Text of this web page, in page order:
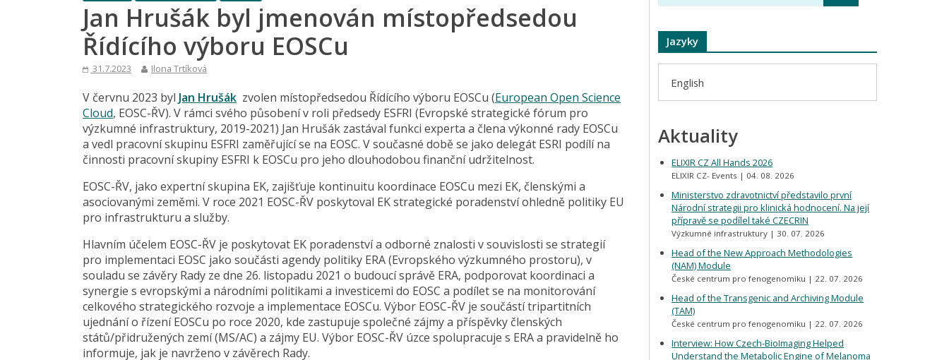
Jan Hrušák byl jmenován místopředsedou
Řídícího výboru EOSCu
31.7.2023 Ilona Trtíková
V červnu 2023 byl Jan Hrušák zvolen místopředsedou Řídícího výboru EOSCu (European Open Science
Cloud, EOSC-ŘV). V rámci svého působení v roli předsedy ESFRI (Evropské strategické fórum pro
výzkumné infrastruktury, 2019-2021) Jan Hrušák zastával funkci experta a člena výkonné rady EOSCu
a vedl pracovní skupinu ESFRI zaměřující se na EOSC. V současné době se jako delegát ESRI podílí na
činnosti pracovní skupiny ESFRI k EOSCu pro jeho dlouhodobou finanční udržitelnost.
EOSC-ŘV, jako expertní skupina EK, zajišťuje kontinuitu koordinace EOSCu mezi EK, členskými a
asociovanými zeměmi. V roce 2021 EOSC-ŘV poskytoval EK strategické poradenství ohledně politiky EU
pro infrastrukturu a služby.
Hlavním účelem EOSC-ŘV je poskytovat EK poradenství a odborné znalosti v souvislosti se strategií
pro implementaci EOSC jako součásti agendy politiky ERA (Evropského výzkumného prostoru), v
souladu se závěry Rady ze dne 26. listopadu 2021 o budoucí správě ERA, podporovat koordinaci a
synergie s evropskými a národními politikami a investicemi do EOSC a podílet se na monitorování
celkového strategického rozvoje a implementace EOSCu. Výbor EOSC-ŘV je součástí tripartitních
ujednání o řízení EOSCu po roce 2020, kde zastupuje společné zájmy a příspěvky členských
států/přidružených zemí (MS/AC) a zájmy EU. Výbor EOSC-ŘV úzce spolupracuje s ERA a pravidelně ho
informuje, jak je navrženo v závěrech Rady.
Jazyky
English
Aktuality
ELIXIR CZ All Hands 2026
ELIXIR CZ- Events 04. 08. 2026
Ministerstvo zdravotnictví představilo první
Národní strategii pro klinická hodnocení. Na její
přípravě se podílel také CZECRIN
Výzkumné infrastruktury 30. 07. 2026
Head of the New Approach Methodologies
(NAM) Module
České centrum pro fenogenomiku 22. 07. 2026
Head of the Transgenic and Archiving Module
(TAM)
České centrum pro fenogenomiku 22. 07. 2026
Interview: How Czech-BioImaging Helped
Understand the Metabolic Engine of Melanoma